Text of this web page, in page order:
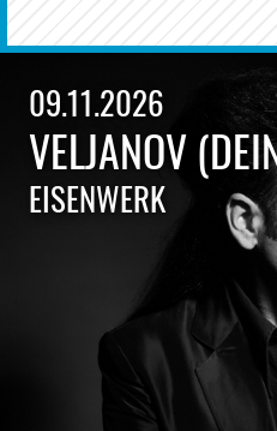
09.11.2026
VELJANOV
EISENWERK